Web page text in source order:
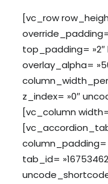
[vc_row
top_padding=
overlay_alpha=
z_index= »0″
[vc_column
column_padding=
tab_id=